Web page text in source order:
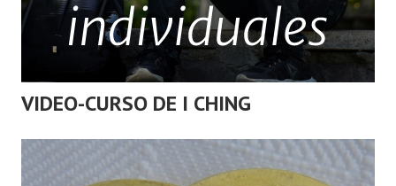
VIDEO-CURSO DE I CHING